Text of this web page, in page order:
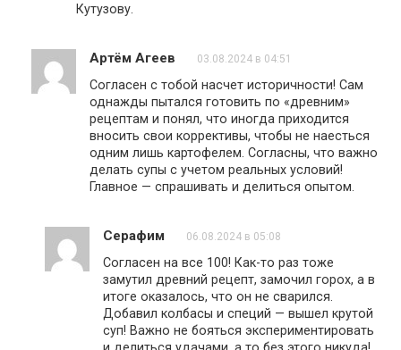
Кутузову.
Артём Агеев 03.08.2024 в 04:51
Согласен с тобой насчет историчности! Сам
однажды пытался готовить по «древним»
рецептам и понял, что иногда приходится
вносить свои коррективы, чтобы не наесться
одним лишь картофелем. Согласны, что важно
делать супы с учетом реальных условий!
Главное — спрашивать и делиться опытом.
Серафим 06.08.2024 в 05:08
Согласен на все 100! Как-то раз тоже
замутил древний рецепт, замочил горох, а в
итоге оказалось, что он не сварился.
Добавил колбасы и специй — вышел крутой
суп! Важно не бояться экспериментировать
и делиться удачами, а то без этого никуда!